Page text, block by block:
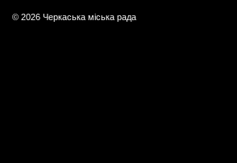
© 2026 Черкаська міська рада